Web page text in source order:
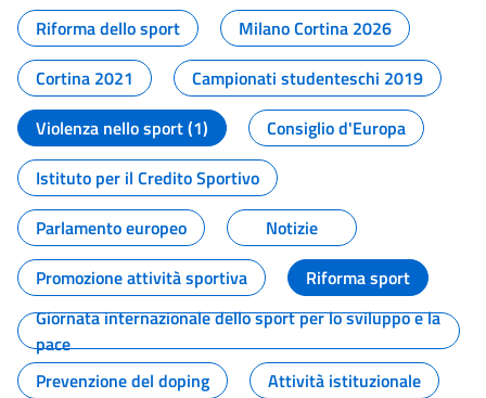
Riforma dello sport
Milano Cortina 2026
Cortina 2021
Campionati studenteschi 2019
Violenza nello sport (1)
Consiglio d'Europa
Istituto per il Credito Sportivo
Parlamento europeo
Notizie
Promozione attività sportiva
Riforma sport
Giornata internazionale dello sport per lo sviluppo e la
pace
Prevenzione del doping
Attività istituzionale